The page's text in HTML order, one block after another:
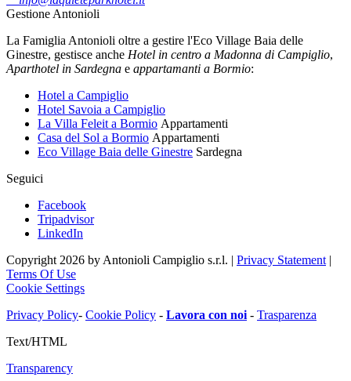
Gestione Antonioli
La Famiglia Antonioli oltre a gestire l'Eco Village Baia delle
Ginestre, gestisce anche Hotel in centro a Madonna di Campiglio,
Aparthotel in Sardegna e appartamanti a Bormio:
Hotel a Campiglio
Hotel Savoia a Campiglio
La Villa Feleit a Bormio Appartamenti
Casa del Sol a Bormio Appartamenti
Eco Village Baia delle Ginestre Sardegna
Seguici
Facebook
Tripadvisor
LinkedIn
Copyright 2026 by Antonioli Campiglio s.r.l. | Privacy Statement |
Terms Of Use
Cookie Settings
Privacy Policy- Cookie Policy - Lavora con noi - Trasparenza
Text/HTML
Transparency